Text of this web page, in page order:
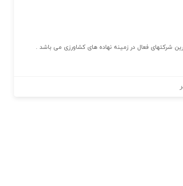
شرکتهای فعال در زمینه نهاده های کشاورزی می باشد .